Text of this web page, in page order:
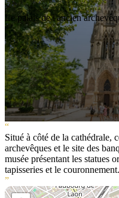
Le palais de l'ancien
“
Situé à côté de la cathédrale,
archevêques et le site des
musée présentant les statues
tapisseries et le couronnement.
”